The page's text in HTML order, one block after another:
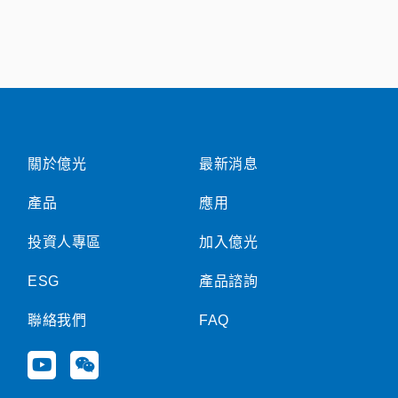
關於億光
產品
投資人專區
ESG
聯絡我們
Y
o
W
e
最新消息
應用
加入億光
產品諮詢
FAQ